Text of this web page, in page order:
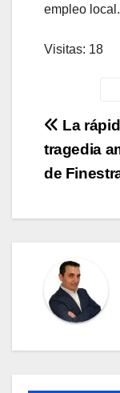
empleo local.
Visitas: 18
de
La
tragedia
de